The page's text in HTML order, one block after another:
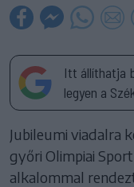
Itt állíthatja
legyen a
Jubileumi viadalra
győri Olimpiai
alkalommal